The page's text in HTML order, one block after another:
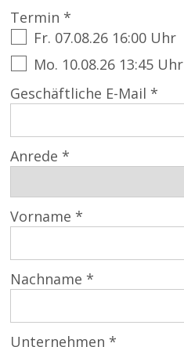
Termin *
Fr. 07.08.26 16:00 Uhr
Mo. 10.08.26 13:45 Uhr
Geschäftliche E-Mail *
Anrede *
Vorname *
Nachname *
Unternehmen *